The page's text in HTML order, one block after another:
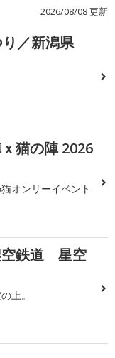
2026/08/08 更新
／新潟県
猫の陣 2026
オンリーイベント
鉄道 星空
上。